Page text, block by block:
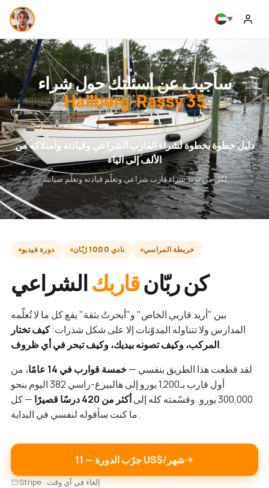
سأجيب عن أسئلتك حول شراء
Hallberg-Rassy 35
دليل خطوة بخطوة لشراء القارب الشراعي وقيادته وامتلاكه من
الألف إلى الياء
لكل من يريد شراء قارب شراعي وتعلّم قيادته وتعلّم صيانته
دورة فيديو نادي 1000 رُبّان خريطة المراسي
كن ربّانقاربكالشراعي
بين "أريد قاربي الخاص" و"أبحرتُ بثقة" يقع كل ما لا تُعلّمه
المدارس ولا تتناوله المدوّنات إلا على شكل شذرات:كيف تختار
المركب، وكيف تصونه بيديك، وكيف تبحر في أي ظروف.
لقد قطعت هذا الطريق بنفسي —خمسة قوارب في 14 عامًا
، من
أول قارب بـ1,200 يورو إلى هالبيرغ-راسي 382 اليوم بنحو
300,000 يورو. وقسّمته كله إلى
أكثر من 420 درسًا قصيرًا
— كل
ما كنت سأقوله لنفسي في البداية.
جرّب الدورة — ‏11 US$/شهر
Stripe · إلغاء في أي وقت